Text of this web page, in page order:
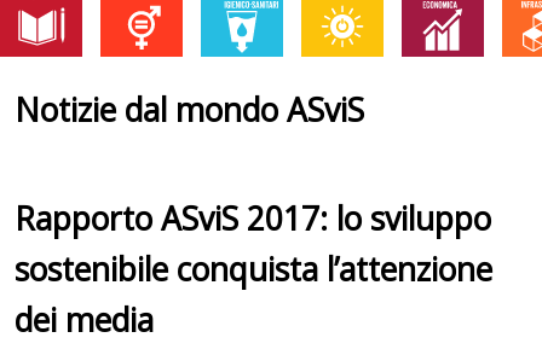
Notizie dal mondo ASviS
Rapporto ASviS 2017: lo sviluppo
sostenibile conquista l’attenzione
dei media